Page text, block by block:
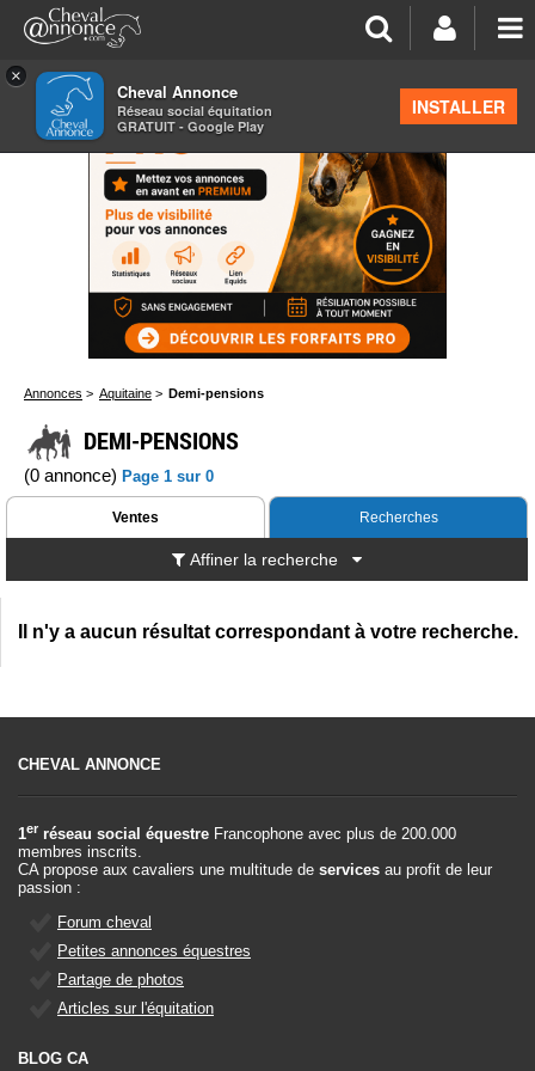
×
Cheval Annonce
Réseau social équitation
GRATUIT - Google Play
INSTALLER
Annonces > Aquitaine > Demi-pensions
DEMI-PENSIONS
(0 annonce) Page 1 sur 0
Ventes Recherches
Affiner la recherche
Il n'y a aucun résultat correspondant à votre recherche.
CHEVAL ANNONCE
1er réseau social équestre Francophone avec plus de 200.000
membres inscrits.
CA propose aux cavaliers une multitude de services au profit de leur
passion :
Forum cheval
Petites annonces équestres
Partage de photos
Articles sur l'équitation
BLOG CA